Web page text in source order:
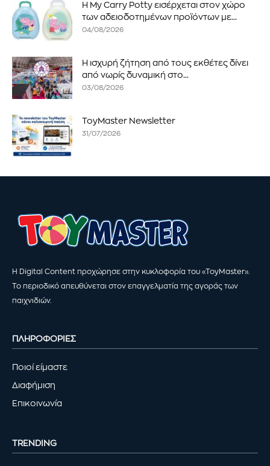
Η My Carry Potty εισέρχεται στον χώρο
των αδειοδοτημένων προϊόντων με...
04/08/2026
Η ισχυρή ζήτηση από τους εκθέτες δίνει
από νωρίς δυναμική στο...
03/08/2026
ToyMaster Newsletter
31/07/2026
Η Digital Content προχώρησε στην κυκλοφορία του «ToyMaster».
Το περιοδικό απευθύνεται στον επαγγελματία της αγοράς των
παιχνιδιών.
ΠΛΗΡΟΦΟΡΙΕΣ
Ποιοί είμαστε
Διαφήμιση
Επικοινωνία
TRENDING